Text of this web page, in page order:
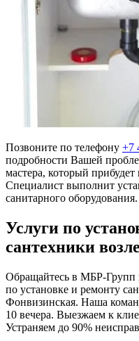
Позвоните по телефону +7
подробности Вашей
мастера, который
Специалист выполнит
санитарного оборудования.
Услуги по
сантехники
Обращайтесь в МБР-Групп
по установке и ремонту
Фонвизинская. Наша
10 вечера. Выезжаем к
Устраняем до 90%